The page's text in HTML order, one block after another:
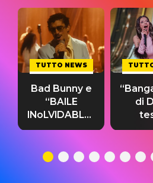
TUTTO NEWS
Bad Bunny e
“BAILE
INoLVIDABLE”:
testo,
significato
di
del